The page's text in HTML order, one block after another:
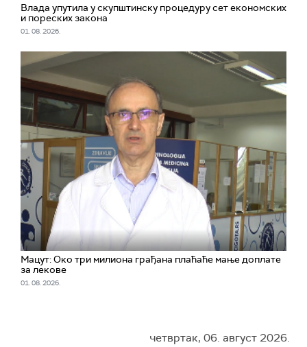
Влада упутила у скупштинску процедуру сет економских
и пореских закона
01. 08. 2026.
Мацут: Око три милиона грађана плаћаће мање доплате
за лекове
01. 08. 2026.
четвртак, 06. август 2026.